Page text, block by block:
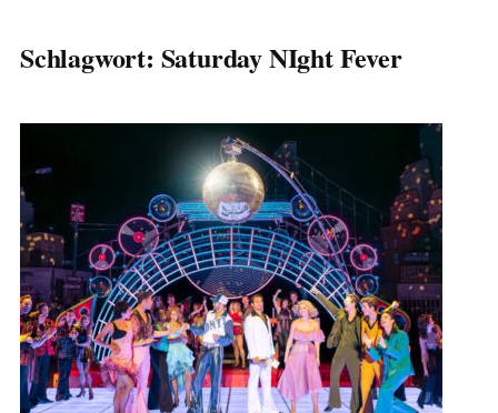
Schlagwort: Saturday NIght Fever